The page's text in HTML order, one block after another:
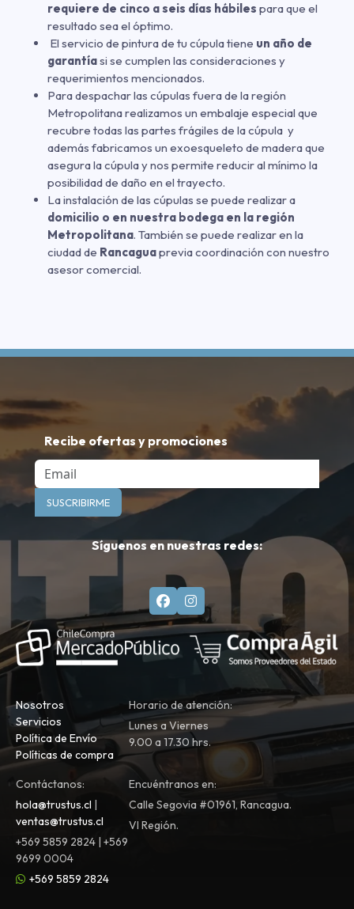
requiere de cinco a seis días hábiles para que el
resultado sea el óptimo.
El servicio de pintura de tu cúpula tiene un año de
garantíasi se cumplen las consideraciones y
requerimientos mencionados.
Para despachar las cúpulas fuera de la región
Metropolitana realizamos un embalaje especial que
recubre todas las partes frágiles de la cúpula y
además fabricamos un exoesqueleto de madera que
asegura la cúpula y nos permite reducir al mínimo la
posibilidad de daño en el trayecto.
La instalación de las cúpulas se puede realizar a
domicilio o en nuestra bodega en la región
Metropolitana. También se puede realizar en la
ciudad de Rancaguaprevia coordinación con nuestro
asesor comercial.
Recibe ofertas y promociones
Email
SUSCRIBIRME
Síguenos en nuestras redes:
Nosotros
Servicios
Política de Envío
Políticas de compra
Horario de atención:
Lunes a Viernes
9.00 a 17.30 hrs.
Contáctanos:
hola@trustus.cl |
ventas@trustus.cl
+569 5859 2824 | +569
9699 0004
+569 5859 2824
Encuéntranos en:
Calle Segovia #01961, Rancagua.
VI Región.